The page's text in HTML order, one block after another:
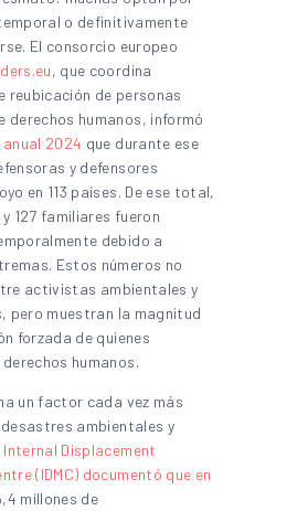
o definitivamente
El consorcio europeo
, que coordina
reubicación de personas
derechos humanos, informó
2024 que durante ese
y defensores
en 113 países. De ese total,
127 familiares fueron
debido a
Estos números no
activistas ambientales y
pero muestran la magnitud
forzada de quienes
humanos.
un factor cada vez más
ambientales y
Internal Displacement
(IDMC) documentó que en
millones de